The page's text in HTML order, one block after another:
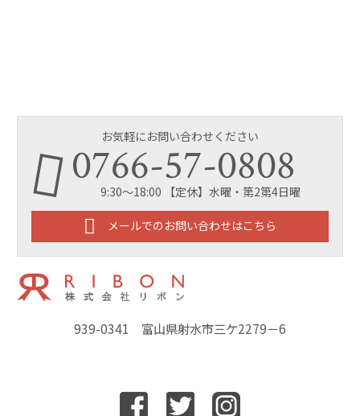
939-0341 富山県射水市三ケ2279－6
お気軽にお問い合わせください
0766-57-0808
9:30～18:00 【定休】水曜・第2第4日曜
メールでのお問い合わせはこちら